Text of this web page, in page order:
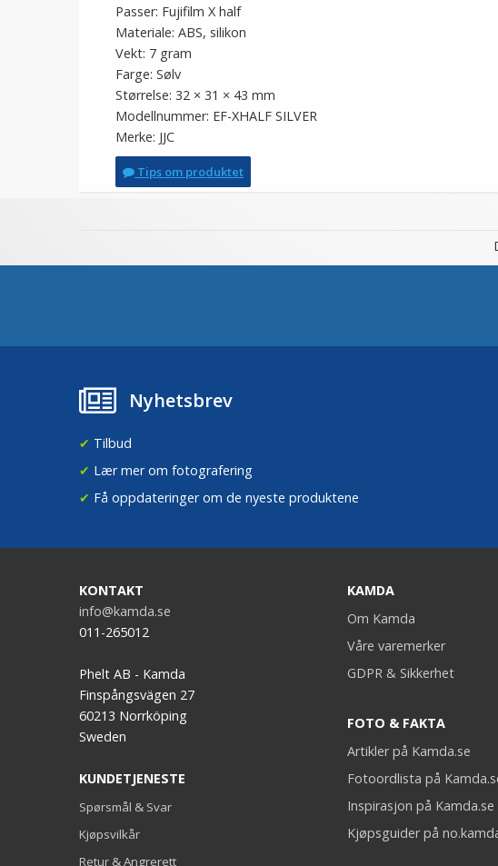
Passer: Fujifilm X half
Materiale: ABS, silikon
Vekt: 7 gram
Farge: Sølv
Størrelse: 32 × 31 × 43 mm
Modellnummer: EF-XHALF SILVER
Merke: JJC
Tips om produktet
Nyhetsbrev
✔ Tilbud
✔ Lær mer om fotografering
✔ Få oppdateringer om de nyeste produktene
KONTAKT
info@kamda.se
011-265012
Phelt AB - Kamda
Finspångsvägen 27
60213 Norrköping
Sweden
KUNDETJENESTE
Spørsmål & Svar
Kjøpsvilkår
Retur & Angrerett
KAMDA
Om Kamda
Våre varemerker
GDPR & Sikkerhet
FOTO & FAKTA
Artikler på Kamda.se
Fotoordlista på
Inspirasjon på Kamda.se
Kjøpsguider på